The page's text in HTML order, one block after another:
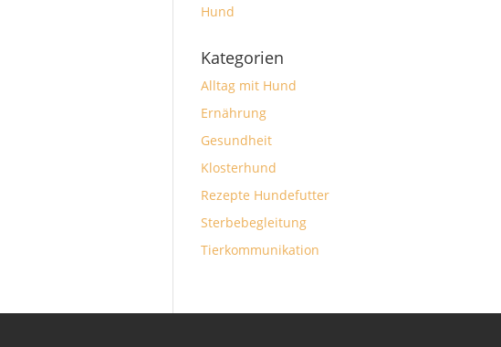
Hund
Kategorien
Alltag mit Hund
Ernährung
Gesundheit
Klosterhund
Rezepte Hundefutter
Sterbebegleitung
Tierkommunikation